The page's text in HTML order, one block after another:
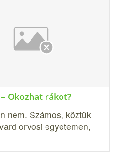
Okozhat rákot?
nem. Számos, köztük
orvosi egyetemen,